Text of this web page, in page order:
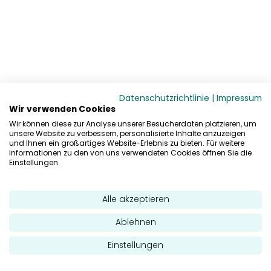
Datenschutzrichtlinie | Impressum
Wir verwenden Cookies
Wir können diese zur Analyse unserer Besucherdaten platzieren, um
unsere Website zu verbessern, personalisierte Inhalte anzuzeigen
und Ihnen ein großartiges Website-Erlebnis zu bieten. Für weitere
Informationen zu den von uns verwendeten Cookies öffnen Sie die
Einstellungen.
Alle akzeptieren
Ablehnen
Einstellungen